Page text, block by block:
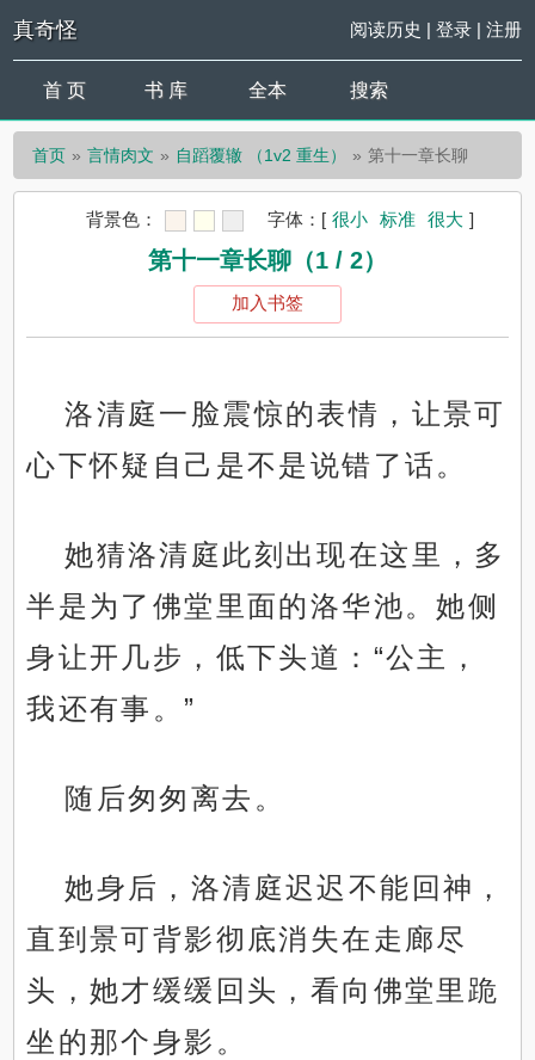
真奇怪 阅读历史 | 登录| 注册
首 页 书 库 全本 搜索
首页 言情肉文 自蹈覆辙 （1v2 重生） 第十一章长聊
背景色： 字体： [ 很小 标准 很大 ]
第十一章长聊（1 / 2）
加入书签
洛清庭一脸震惊的表情，让景可
心下怀疑自己是不是说错了话。
她猜洛清庭此刻出现在这里，多
半是为了佛堂里面的洛华池。她侧
身让开几步，低下头道：“公主，
我还有事。”
随后匆匆离去。
她身后，洛清庭迟迟不能回神，
直到景可背影彻底消失在走廊尽
头，她才缓缓回头，看向佛堂里跪
坐的那个身影。